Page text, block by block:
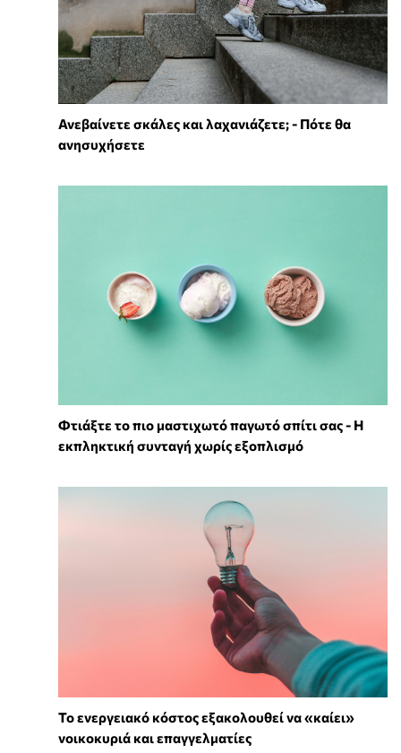
Ανεβαίνετε σκάλες και λαχανιάζετε; - Πότε θα
ανησυχήσετε
Φτιάξτε το πιο μαστιχωτό παγωτό σπίτι σας - Η
εκπληκτική συνταγή χωρίς εξοπλισμό
Το ενεργειακό κόστος εξακολουθεί να «καίει»
νοικοκυριά και επαγγελματίες